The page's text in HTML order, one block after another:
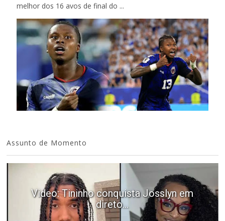
melhor dos 16 avos de final do ...
Assunto de Momento
Video: Tininho conquista Josslyn em
direto...